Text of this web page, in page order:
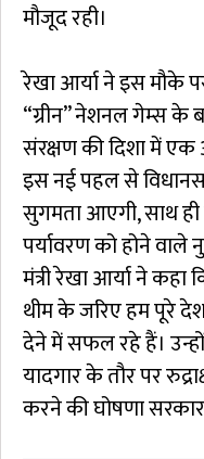
मौजूद रही।
रेखा आर्या ने इस मौके
“ग्रीन” नेशनल गेम्स के
संरक्षण की दिशा में
इस नई पहल से
सुगमता आएगी, साथ
पर्यावरण को होने
मंत्री रेखा आर्या ने कहा
थीम के जरिए हम पूरे
देने में सफल रहे हैं।
यादगार के तौर पर
करने की घोषणा